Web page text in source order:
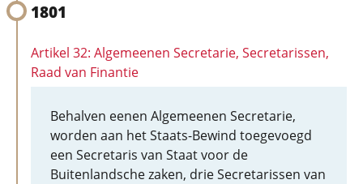
1801
Artikel 32: Algemeenen Secretarie, Secretarissen,
Raad van Finantie
Behalven eenen Algemeenen Secretarie,
worden aan het Staats-Bewind toegevoegd
een Secretaris van Staat voor de
Buitenlandsche zaken, drie Secretarissen van